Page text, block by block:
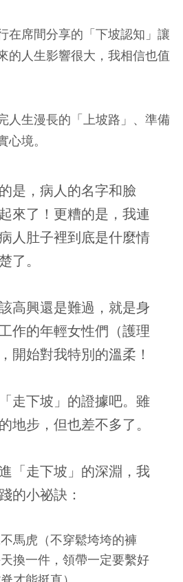
在席間分享的「下坡認知」讓
的人生影響很大，我相信也值
人生漫長的「上坡路」、準備
境。
是，病人的名字和臉
來了！更糟的是，我連
人肚子裡到底是什麼情
了。
高興還是難過，就是身
作的年輕女性們（護理
開始對我特別的溫柔！
走下坡」的證據吧。雖
地步，但也差不多了。
「走下坡」的深淵，我
的小祕訣：
馬虎（不穿鬆垮垮的褲
換一件，領帶一定要繫好